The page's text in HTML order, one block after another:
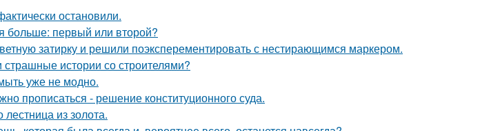
остановили.
больше: первый или второй?
затирку и решили поэксперементировать с нестирающимся маркером.
истории со строителями?
уже не модно.
прописаться - решение конституционного суда.
из золота.